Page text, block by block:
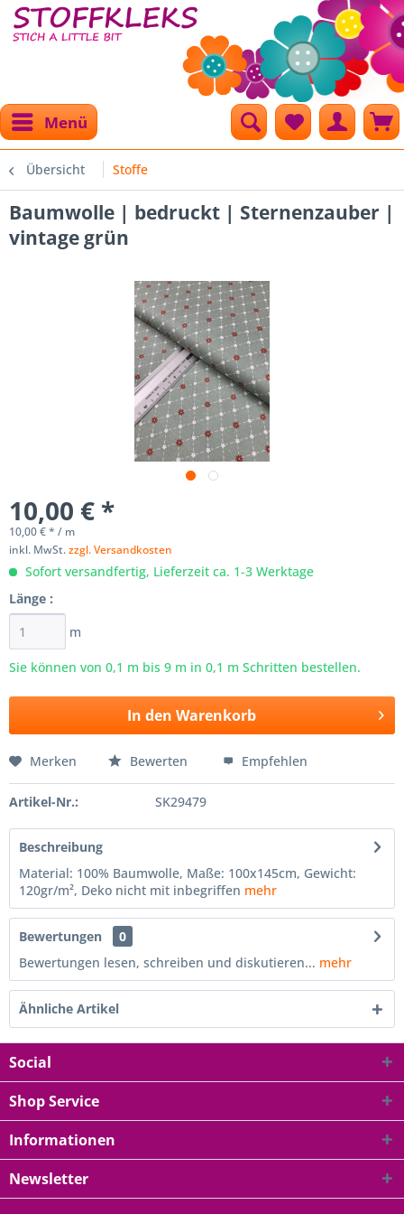
Menü
Übersicht Stoffe
Baumwolle | bedruckt | Sternenzauber |
vintage grün
10,00 € *
10,00 € * / m
inkl. MwSt.zzgl. Versandkosten
Sofort versandfertig, Lieferzeit ca. 1-3 Werktage
Länge :
m
Sie können von 0,1 m bis 9 m in 0,1 m Schritten bestellen.
In den Warenkorb
Merken Bewerten Empfehlen
Artikel-Nr.: SK29479
Beschreibung
Material: 100% Baumwolle, Maße: 100x145cm, Gewicht:
120gr/m², Deko nicht mit inbegriffen mehr
Bewertungen
0
Bewertungen lesen, schreiben und diskutieren... mehr
Ähnliche Artikel
Social
Shop Service
Informationen
Newsletter